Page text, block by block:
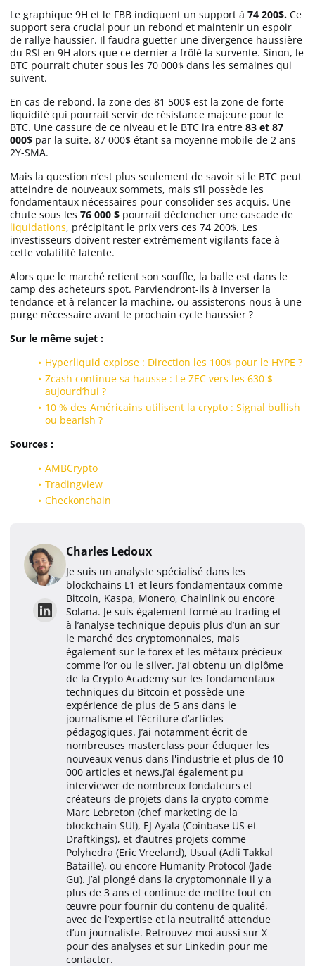
Le graphique 9H et le FBB indiquent un support à 74 200$. Ce
support sera crucial pour un rebond et maintenir un espoir
de rallye haussier. Il faudra guetter une divergence haussière
du RSI en 9H alors que ce dernier a frôlé la survente. Sinon, le
BTC pourrait chuter sous les 70 000$ dans les semaines qui
suivent.
En cas de rebond, la zone des 81 500$ est la zone de forte
liquidité qui pourrait servir de résistance majeure pour le
BTC. Une cassure de ce niveau et le BTC ira entre 83 et 87
000$ par la suite. 87 000$ étant sa moyenne mobile de 2 ans
2Y-SMA.
Mais la question n’est plus seulement de savoir si le BTC peut
atteindre de nouveaux sommets, mais s’il possède les
fondamentaux nécessaires pour consolider ses acquis. Une
chute sous les 76 000 $ pourrait déclencher une cascade de
liquidations, précipitant le prix vers ces 74 200$. Les
investisseurs doivent rester extrêmement vigilants face à
cette volatilité latente.
Alors que le marché retient son souffle, la balle est dans le
camp des acheteurs spot. Parviendront-ils à inverser la
tendance et à relancer la machine, ou assisterons-nous à une
purge nécessaire avant le prochain cycle haussier ?
Sur le même sujet :
Hyperliquid explose : Direction les 100$ pour le HYPE ?
Zcash continue sa hausse : Le ZEC vers les 630 $
aujourd’hui ?
10 % des Américains utilisent la crypto : Signal bullish
ou bearish ?
Sources :
AMBCrypto
Tradingview
Checkonchain
Charles Ledoux
Je suis un analyste spécialisé dans les
blockchains L1 et leurs fondamentaux comme
Bitcoin, Kaspa, Monero, Chainlink ou encore
Solana. Je suis également formé au trading et
à l’analyse technique depuis plus d’un an sur
le marché des cryptomonnaies, mais
également sur le forex et les métaux précieux
comme l’or ou le silver. J’ai obtenu un diplôme
de la Crypto Academy sur les fondamentaux
techniques du Bitcoin et possède une
expérience de plus de 5 ans dans le
journalisme et l’écriture d’articles
pédagogiques. J’ai notamment écrit de
nombreuses masterclass pour éduquer les
nouveaux venus dans l'industrie et plus de 10
000 articles et news.J’ai également pu
interviewer de nombreux fondateurs et
créateurs de projets dans la crypto comme
Marc Lebreton (chef marketing de la
blockchain SUI), EJ Ayala (Coinbase US et
Draftkings), et d’autres projets comme
Polyhedra (Eric Vreeland), Usual (Adli Takkal
Bataille), ou encore Humanity Protocol (Jade
Gu). J’ai plongé dans la cryptomonnaie il y a
plus de 3 ans et continue de mettre tout en
œuvre pour fournir du contenu de qualité,
avec de l’expertise et la neutralité attendue
d’un journaliste. Retrouvez moi aussi sur X
pour des analyses et sur Linkedin pour me
contacter.